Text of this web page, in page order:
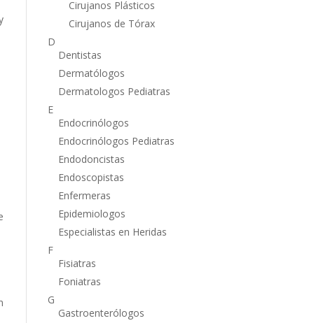
Cirujanos Plásticos
Cirujanos de Tórax
D
Dentistas
Dermatólogos
Dermatologos Pediatras
E
Endocrinólogos
Endocrinólogos Pediatras
Endodoncistas
Endoscopistas
Enfermeras
Epidemiologos
Especialistas en Heridas
F
Fisiatras
Foniatras
G
Gastroenterólogos